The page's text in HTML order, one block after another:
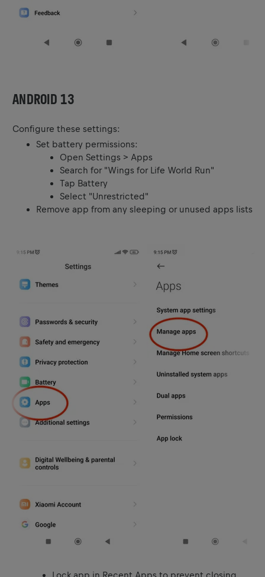
ANDROID 13
Configure these settings:
Set battery permissions:
Open Settings > Apps
Search for "Wings for Life World Run"
Tap Battery
Select "Unrestricted"
Remove app from any sleeping or unused apps lists